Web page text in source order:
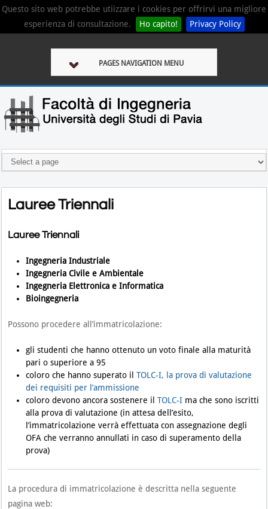
Questo sito web potrebbe utiizzare i cookies per offrirvi una migliore
esperienza di consultazione.
Ho capito! Privacy Policy
PAGES NAVIGATION MENU
Lauree Triennali
Lauree Triennali
Ingegneria Industriale
Ingegneria Civile e Ambientale
Ingegneria Elettronica e Informatica
Bioingegneria
Possono procedere all’immatricolazione:
gli studenti che hanno ottenuto un voto finale alla maturità
pari o superiore a 95
coloro che hanno superato ilTOLC-I, la prova di valutazione
dei requisiti per l’ammissione
coloro devono ancora sostenere ilTOLC-I ma che sono iscritti
alla prova di valutazione (in attesa dell’esito,
l’immatricolazione verrà effettuata con assegnazione degli
OFA che verranno annullati in caso di superamento della
prova)
La procedura di immatricolazione è descritta nella seguente
pagina web: